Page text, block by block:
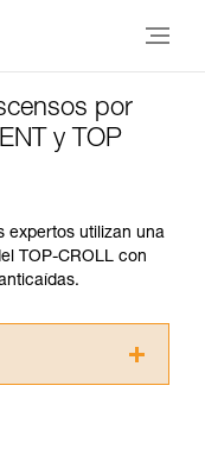
por
y TOP
expertos utilizan una
TOP-CROLL con